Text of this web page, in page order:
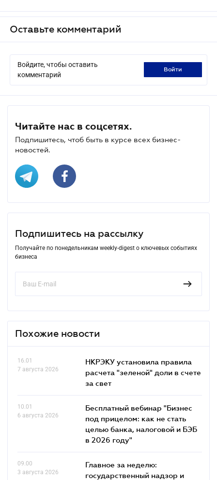
Оставьте комментарий
Войдите, чтобы оставить
комментарий
войти
Читайте нас в соцсетях.
Подпишитесь, чтоб быть в курсе всех бизнес-
новостей.
Подпишитесь на рассылку
Получайте по понедельникам weekly-digest о ключевых событиях
бизнеса
Похожие новости
16.01
7 августа 2026
НКРЭКУ установила правила
расчета "зеленой" доли в счете
за свет
10.01
6 августа 2026
Бесплатный вебинар "Бизнес
под прицелом: как не стать
целью банка, налоговой и БЭБ
в 2026 году"
09.00
3 августа 2026
Главное за неделю:
государственный надзор и